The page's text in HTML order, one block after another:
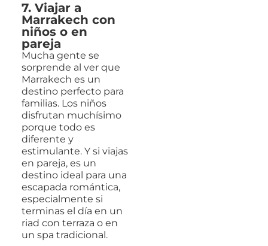
7. Viajar a
Marrakech con
niños o en
pareja
Mucha gente se
sorprende al ver que
Marrakech es un
destino perfecto para
familias. Los niños
disfrutan muchísimo
porque todo es
diferente y
estimulante. Y si viajas
en pareja, es un
destino ideal para una
escapada romántica,
especialmente si
terminas el día en un
riad con terraza o en
un spa tradicional.